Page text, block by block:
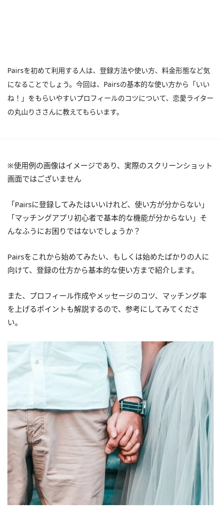
Pairsを初めて利用する人は、登録方法や使い方、料金形態など気
になることでしょう。今回は、Pairsの基本的な使い方から「いい
ね！」をもらいやすいプロフィールのコツについて、恋愛ライター
の丸山りささんに教えてもらいます。
※使用例の画像はイメージであり、実際のスクリーンショット
画面ではございません
「Pairsに登録してみたはいいけれど、使い方が分からない」
「マッチングアプリ初心者で基本的な機能が分からない」そ
んなふうにお困りではないでしょうか？
Pairsをこれから始めてみたい、もしくは始めたばかりの人に
向けて、登録の仕方から基本的な使い方まで紹介します。
また、プロフィール作成やメッセージのコツ、マッチング率
を上げるポイントも解説するので、参考にしてみてくださ
い。